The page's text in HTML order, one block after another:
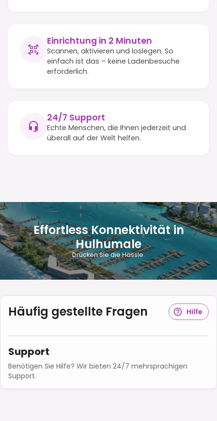
Einrichtung in 2 Minuten
Scannen, aktivieren und loslegen. So
einfach ist das – keine Ladenbesuche
erforderlich.
24/7 Support
Echte Menschen, die Ihnen jederzeit und
überall auf der Welt helfen.
Effortless Konnektivität in
Hulhumale
Drücken Sie die Hassle.
Häufig gestellte Fragen Hilfe
Support
Benötigen Sie Hilfe? Wir bieten 24/7 mehrsprachigen
Support.